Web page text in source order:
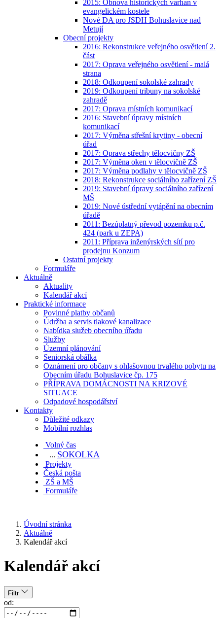
2015: Obnova historických varhan v
evangelickém kostele
Nové DA pro JSDH Bohuslavice nad
Metují
Obecní projekty
2016: Rekonstrukce veřejného osvětlení 2.
část
2017: Oprava veřejného osvětlení - malá
strana
2018: Odkoupení sokolské zahrady
2019: Odkoupení tribuny na sokolské
zahradě
2017: Oprava místních komunikací
2016: Stavební úpravy místních
komunikací
2017: Výměna střešní krytiny - obecní
úřad
2017: Oprava střechy tělocvičny ZŠ
2017: Výměna oken v tělocvičně ZŠ
2017: Výměna podlahy v tělocvičně ZŠ
2018: Rekonstrukce sociálního zařízení ZŠ
2019: Stavební úpravy sociálního zařízení
MŠ
2019: Nové ústřední vytápění na obecním
úřadě
2011: Bezúplatný převod pozemku p.č.
424 (park u ZEPA)
2011: Příprava inženýrských sítí pro
prodejnu Konzum
Ostatní projekty
Formuláře
Aktuálně
Aktuality
Kalendář akcí
Praktické informace
Povinné platby občanů
Údržba a servis tlakové kanalizace
Nabídka služeb obecního úřadu
Služby
Územní plánování
Seniorská obálka
Oznámení pro občany s ohlašovnou trvalého pobytu na
Obecním úřadu Bohuslavice čp. 175
PŘÍPRAVA DOMÁCNOSTI NA KRIZOVÉ
SITUACE
Odpadové hospodářství
Kontakty
Důležité odkazy
Mobilní rozhlas
Volný čas
... SOKOLKA
Projekty
Česká pošta
ZŠ a MŠ
Formuláře
Úvodní stránka
Aktuálně
Kalendář akcí
Kalendář akcí
Filtr
od: